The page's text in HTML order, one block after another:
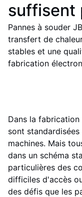
suffisent
Pannes à souder
transfert de
stables et une
fabrication
Dans la
sont
machines. Mais
dans un schéma
particulières des
difficiles d'accès
des défis que les